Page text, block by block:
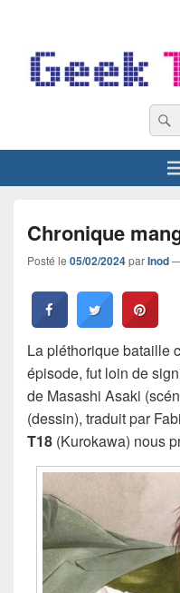
Chronique
Posté le 05/02/2024parInod
La pléthorique bataille
épisode, fut loin de
de Masashi Asaki
(dessin), traduit par
T18 (Kurokawa) nous